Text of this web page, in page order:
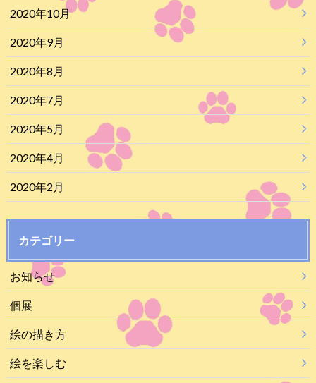
2020年10月
2020年9月
2020年8月
2020年7月
2020年5月
2020年4月
2020年2月
カテゴリー
お知らせ
個展
絵の描き方
絵を楽しむ